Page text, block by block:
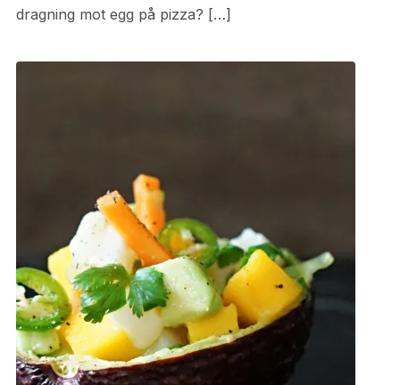
dragning mot egg på pizza? […]